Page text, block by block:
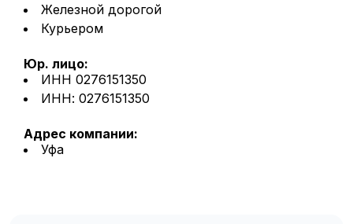
Железной дорогой
Курьером
Юр. лицо:
ИНН 0276151350
ИНН: 0276151350
Адрес компании:
Уфа